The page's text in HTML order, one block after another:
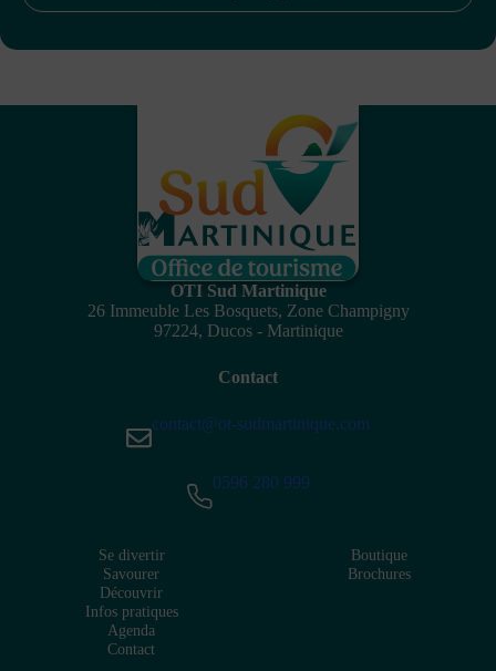
OTI Sud Martinique
26 Immeuble Les Bosquets, Zone Champigny
97224, Ducos - Martinique
Contact
contact@ot-sudmartinique.com
0596 280 999
Se divertir
Savourer
Découvrir
Infos pratiques
Agenda
Contact
Boutique
Brochures